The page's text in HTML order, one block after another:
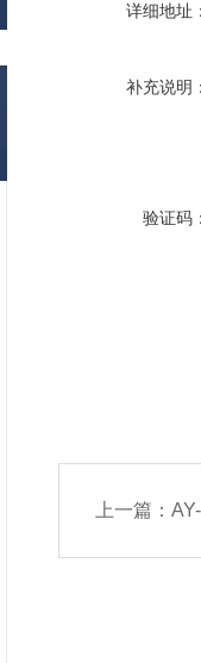
详细地址：
补充说明：
验证码：
上一篇：AY-